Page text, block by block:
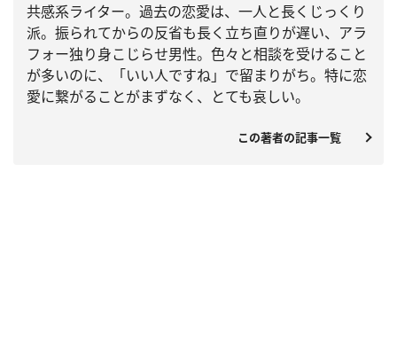
共感系ライター。過去の恋愛は、一人と長くじっくり
派。振られてからの反省も長く立ち直りが遅い、アラ
フォー独り身こじらせ男性。色々と相談を受けること
が多いのに、「いい人ですね」で留まりがち。特に恋
愛に繋がることがまずなく、とても哀しい。
この著者の記事一覧